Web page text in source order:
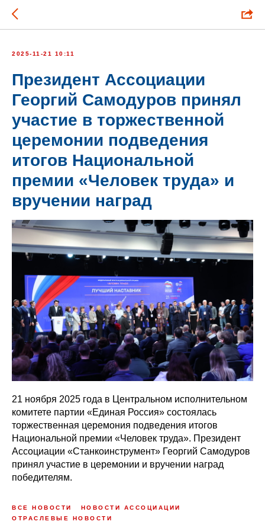
2025-11-21 10:11
Президент Ассоциации
Георгий Самодуров принял
участие в торжественной
церемонии подведения
итогов Национальной
премии «Человек труда» и
вручении наград
21 ноября 2025 года в Центральном исполнительном
комитете партии «Единая Россия» состоялась
торжественная церемония подведения итогов
Национальной премии «Человек труда». Президент
Ассоциации «Станкоинструмент» Георгий Самодуров
принял участие в церемонии и вручении наград
победителям.
ВСЕ НОВОСТИ
НОВОСТИ АССОЦИАЦИИ
ОТРАСЛЕВЫЕ НОВОСТИ